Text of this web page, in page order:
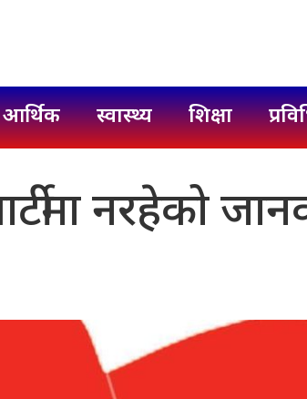
आर्थिक स्वास्थ्य शिक्षा
नरहेको